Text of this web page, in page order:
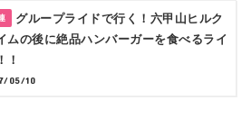
グループライドで行く！六甲山ヒルク
ムの後に絶品ハンバーガーを食べるライ
！
05/10